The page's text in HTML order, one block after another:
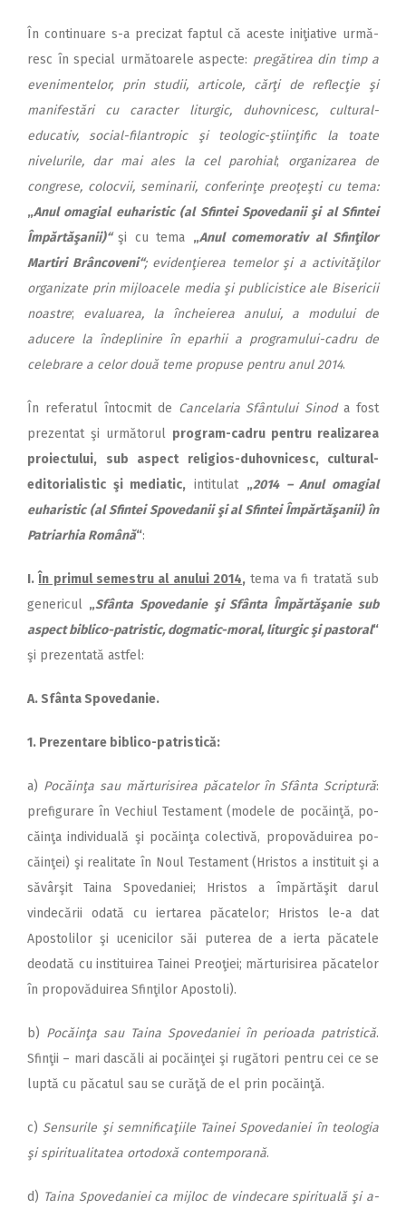
În continuare s-a precizat faptul că aceste iniţiative ur­mă­
resc în special următoarele aspecte: pregătirea din timp a
e­ve­ni­mentelor, prin studii, articole, cărţi de reflecţie şi
manifestări cu caracter liturgic, du­hov­ni­cesc, cultural-
educativ, social-filantropic şi teologic-ştiinţific la toate
nivelurile, dar mai ales la cel parohial; organizarea de
congrese, colocvii, seminarii, confe­rin­ţe preoţeşti cu tema:
„Anul o­magial euharistic (al Sfintei Spo­vedanii şi al Sfintei
Îm­păr­tă­şanii)“şi cu tema „Anul come­mo­rativ al Sfinţilor
Martiri Brân­­coveni“; evidenţierea te­me­lor şi a activităţilor
organizate prin mij­loacele media şi publicistice ale Bisericii
noastre; evaluarea, la încheierea anului, a mo­dului de
aducere la îndeplinire în eparhii a programului-cadru de
celebrare a celor două teme propuse pentru anul 2014.
În referatul întocmit de Can­celaria Sfântului Sinoda fost
prezentat şi următorul program-cadru pentru realizarea
proiectului, sub aspect religios-du­hov­ni­cesc, cultural-
editorialistic şi mediatic, intitulat „2014 – Anul omagial
euharistic (al Sfintei Spo­vedanii şi al Sfintei Îm­păr­tă­şanii) în
Patriarhia Română“:
I. În primul semestru al a­nu­lui 2014, tema va fi tratată sub
genericul „Sfânta Spovedanie şi Sfânta Împărtăşanie sub
aspect biblico-patristic, dogmatic-mo­ral, liturgic şi pastoral“
şi pre­zentată astfel:
A. Sfânta Spovedanie.
1. Prezentare biblico-patristică:
a) Pocăinţa sau mărturisirea păcatelor în Sfânta Scriptură:
prefigurare în Vechiul Tes­ta­ment (modele de pocăinţă, po­
căinţa individuală şi pocăinţa colectivă, propovăduirea po­
că­in­ţei) şi realitate în Noul Tes­ta­ment (Hristos a instituit şi a
să­vârşit Taina Spovedaniei; Hris­tos a împărtăşit darul
vindecării odată cu iertarea păcatelor; Hris­tos le-a dat
Apostolilor şi ucenicilor săi puterea de a ierta păcatele
deodată cu instituirea Tainei Preoţiei; mărturisirea păcatelor
în propovăduirea Sfin­ţilor Apostoli).
b) Pocăinţa sau Taina Spo­ve­daniei în perioada patristică.
Sfinţii – mari dascăli ai pocăinţei şi rugători pentru cei ce se
luptă cu păcatul sau se curăţă de el prin pocăinţă.
c) Sensurile şi semnificaţiile Tai­nei Spovedaniei în teologia
şi spiritualitatea ortodoxă contemporană.
d) Taina Spovedaniei ca mij­loc de vindecare spirituală şi a­